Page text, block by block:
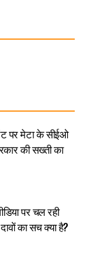
पर मेटा के सीईओ
की सख्ती का
पर चल रही
का सच क्या है?